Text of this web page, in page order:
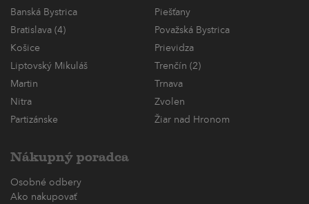
Banská Bystrica
Piešťany
Bratislava (4)
Považská Bystrica
Košice
Prievidza
Liptovský Mikuláš
Trenčín (2)
Martin
Trnava
Nitra
Zvolen
Partizánske
Žiar nad Hronom
Nákupný poradca
Osobné odbery
Ako nakupovať